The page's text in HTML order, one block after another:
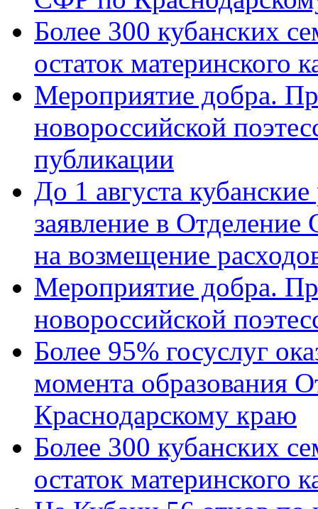
Более 300 кубанских
остаток материнского
Мероприятие добра.
новороссийской
публикации
До 1 августа
заявление в
на возмещение
Мероприятие добра.
новороссийской
Более 95% госуслуг
момента образования
Краснодарскому краю
Более 300 кубанских
остаток материнского